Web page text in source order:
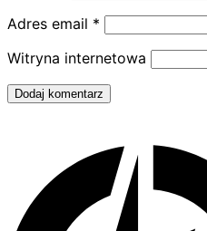
Adres email *
Witryna internetowa
Dodaj komentarz